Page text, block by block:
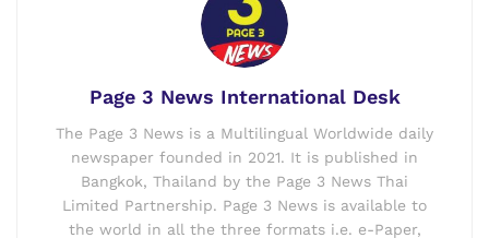
Page 3 News International Desk
The Page 3 News is a Multilingual Worldwide daily
newspaper founded in 2021. It is published in
Bangkok, Thailand by the Page 3 News Thai
Limited Partnership. Page 3 News is available to
the world in all the three formats i.e. e-Paper,